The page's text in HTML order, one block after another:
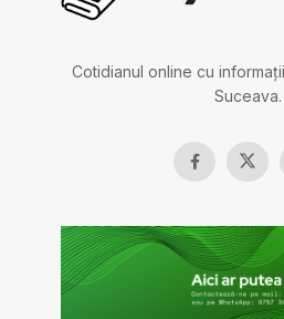
Cotidianul online cu
Suceava.